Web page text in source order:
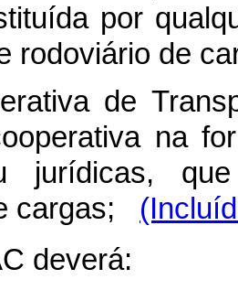
por
rodoviário de
de
na
jurídicas,
cargas;
deverá: